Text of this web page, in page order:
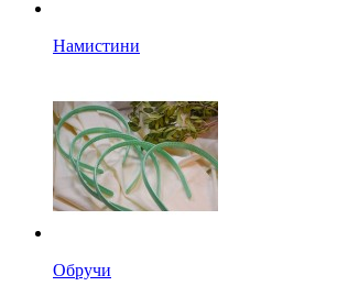
Намистини
Обручи